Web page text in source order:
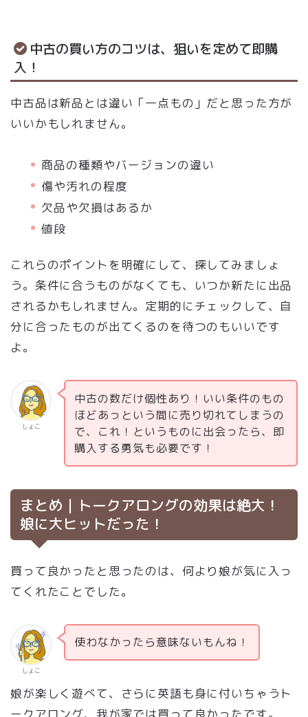
中古の買い方のコツは、狙いを定めて即購
入！
中古品は新品とは違い「一点もの」だと思った方が
いいかもしれません。
商品の種類やバージョンの違い
傷や汚れの程度
欠品や欠損はあるか
値段
これらのポイントを明確にして、探してみましょ
う。条件に合うものがなくても、いつか新たに出品
されるかもしれません。定期的にチェックして、自
分に合ったものが出てくるのを待つのもいいです
よ。
しょこ
中古の数だけ個性あり！いい条件のもの
ほどあっという間に売り切れてしまうの
で、これ！というものに出会ったら、即
購入する勇気も必要です！
まとめ｜トークアロングの効果は絶大！
娘に大ヒットだった！
買って良かったと思ったのは、何より娘が気に入っ
てくれたことでした。
しょこ
使わなかったら意味ないもんね！
娘が楽しく遊べて、さらに英語も身に付いちゃうト